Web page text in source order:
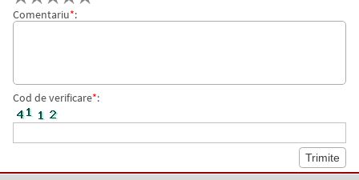
Comentariu*:
Cod de verificare*: